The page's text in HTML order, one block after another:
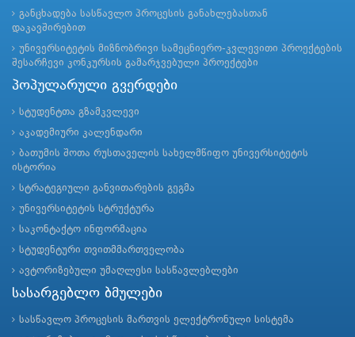
განცხადება სასწავლო პროცესის განახლებასთან
დაკავშირებით
უნივერსიტეტის მიზნობრივი სამეცნიერო-კვლევითი პროექტების
შესარჩევი კონკურსის გამარჯვებული პროექტები
პოპულარული გვერდები
სტუდენტთა გზამკვლევი
აკადემიური კალენდარი
ბათუმის შოთა რუსთაველის სახელმწიფო უნივერსიტეტის
ისტორია
სტრატეგიული განვითარების გეგმა
უნივერსიტეტის სტრუქტურა
საკონტაქტო ინფორმაცია
სტუდენტური თვითმმართველობა
ავტორიზებული უმაღლესი სასწავლებლები
სასარგებლო ბმულები
სასწავლო პროცესის მართვის ელექტრონული სისტემა